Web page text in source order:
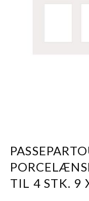
TIL 4 STK. 9